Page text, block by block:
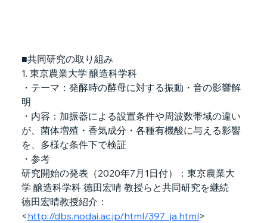
■共同研究の取り組み
1. 東京農業大学 醸造科学科
・テーマ：発酵時の酵母に対する振動・音の影響解
明
・内容：加振器による設置条件や周波数帯域の違い
が、菌体増殖・香気成分・各種有機酸に与える影響
を、多様な条件下で検証
・参考
研究開始の発表（2020年7月1日付）：東京農業大
学 醸造科学科 徳田宏晴 教授らと共同研究を継続
徳田宏晴教授紹介：
<http://dbs.nodai.ac.jp/html/397_ja.html>